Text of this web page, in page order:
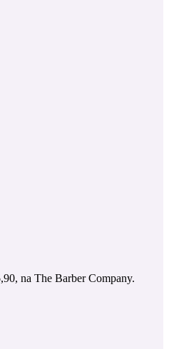
na The Barber Company.